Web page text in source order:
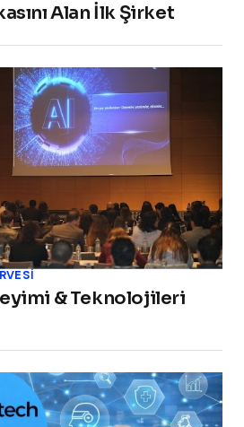
Alan İlk Şirket
& Teknolojileri